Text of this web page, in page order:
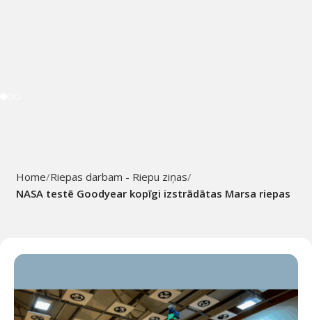
Home Riepas darbam - Riepu ziņas
NASA testē Goodyear kopīgi izstrādātas Marsa riepas